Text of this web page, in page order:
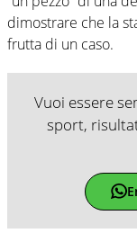
dimostrare che la
frutta di un caso.
Vuoi essere
sport,